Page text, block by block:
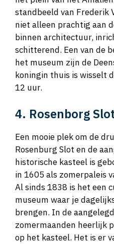
standbeeld van Frederik
niet alleen prachtig aan
binnen architectuur,
schitterend. Een van de
het museum zijn de
koningin thuis is wisselt
12 uur.
4. Rosenborg
Een mooie plek om de
Rosenburg Slot en de
historische kasteel is
in 1605 als zomerpaleis
Al sinds 1838 is het een
museum waar je
brengen. In de
zomermaanden heerlijk
op het kasteel. Het is er